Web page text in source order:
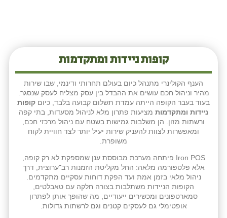
קופות ניידות ומתקדמות
הענף הקולינרי מתנהל כיום בעולם תחרותי ודינמי, שבו שירות
מהיר וניהול חכם עושים את ההבדל בין עסק מצליח לעסק שנסגר.
בעוד בעבר הקופה הייתה עמדת תשלום קבועה בלבד, כיום קופות
ניידות ומתקדמות מציעות פתרון מלא לניהול מסעדות, בתי קפה
ורשתות מזון. הן משלבות גמישות בשטח עם ניהול מרכזי חכם,
ומאפשרות לצוות להעניק שירות יעיל יותר לצד חוויית לקוח
משופרת.
Iron POS פיתחה מערכת מבוססת ענן שמספקת לא רק קופה,
אלא פלטפורמה מלאה: החל מקליטת הזמנות רב־ערוצית, דרך
ניהול מלאי בזמן אמת ועד הפקת דוחות עסקיים מתקדמים.
הקופות הניידות משתלבות בצורה חלקה עם טאבלטים,
סמארטפונים ומכשירים ייעודיים, מה שהופך אותן לפתרון
אופטימלי גם לעסקים קטנים וגם לרשתות גדולות.